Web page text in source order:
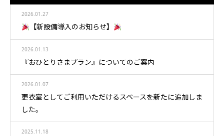
2026.01.27
【新設備導入のお知らせ】
2026.01.13
『おひとりさまプラン』についてのご案内
2026.01.07
更衣室としてご利用いただけるスペースを新たに追加しま
した。
2025.11.18